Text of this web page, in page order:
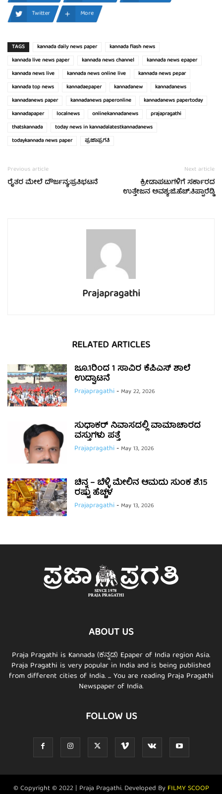
Twitter
More
TAGS kannada daily news paper
kannada flash news
kannada live news paper
kannada news channel
kannada news epaper
kannada news live
kannada news online live
kannada news pepar
kannada top news
kannadaepaper kannadanew
kannadanews
kannadanews paper
kannadanews paperonline
kannadanews papertoday
kannadapaper
localnews onlinekannadanews
prajapragathi
thatskannada
today news in kannadalatestkannadanews
todaykannada news paper
ಪ್ರಜಾಪ್ರಗತಿ
Previous article
ರೈತರ ಮೇಲೆ ದೌರ್ಜನ್ಯ;ಪ್ರತಿಭಟನೆ
Next article
ಕ್ರೀಡಾಪಟುಗಳಿಗೆ ಸರ್ಕಾರದ
ಉತ್ತೇಜನ ಅವಶ್ಯ:ಜಿ.ಹೆಚ್.ತಿಪ್ಪಾರೆಡ್ಡಿ
Prajapragathi
RELATED ARTICLES
ಜೂ.1ರಿಂದ 1 ಸಾವಿರ ಕೆಪಿಎಸ್ ಶಾಲೆ
ಉದ್ಘಾಟನೆ
Prajapragathi- May 22, 2026
ಸುಧಾಕರ್ ನಿವಾಸದಲ್ಲಿ ವಾಮಾಚಾರದ
ವಸ್ತುಗಳು ಪತ್ತೆ
Prajapragathi- May 13, 2026
ಚಿನ್ನ – ಬೆಳ್ಳಿ ಮೇಲಿನ ಆಮದು ಸುಂಕ ಶೆ.15
ರಷ್ಟು ಹೆಚ್ಚಳ
Prajapragathi- May 13, 2026
ABOUT US
Praja Pragathi is Kannada (ಕನ್ನಡ) Epaper of India region Asia.
Praja Pragathi is very popular in India and is being published
from different cities of India. ... You are reading Praja Pragathi
Newspaper of India.
FOLLOW US
© Copyright © 2022 | Praja Pragathi. Developed By FILMY SCOOP